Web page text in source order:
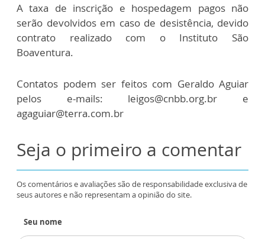
A taxa de inscrição e hospedagem pagos não
serão devolvidos em caso de desistência, devido
contrato realizado com o Instituto São
Boaventura.
Contatos podem ser feitos com Geraldo Aguiar
pelos e-mails: leigos@cnbb.org.br e
agaguiar@terra.com.br
Seja o primeiro a comentar
Os comentários e avaliações são de responsabilidade exclusiva de
seus autores e não representam a opinião do site.
Seu nome